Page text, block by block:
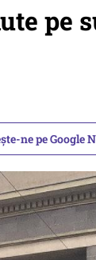
pe
ne pe Google